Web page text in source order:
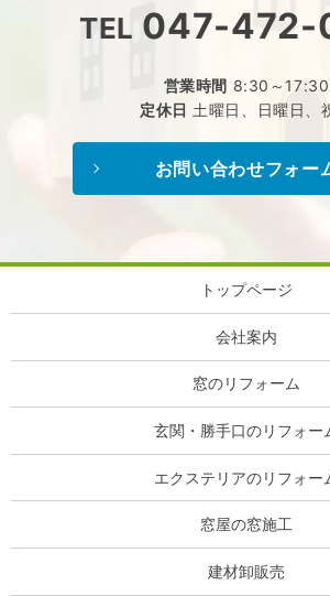
TEL 047-472-
営業時間 8:30～17:30
定休日 土曜日、日曜日、
お問い合わせフォー
トップページ
会社案内
窓のリフォーム
玄関・勝手口のリフォー
エクステリアのリフォー
窓屋の窓施工
建材卸販売